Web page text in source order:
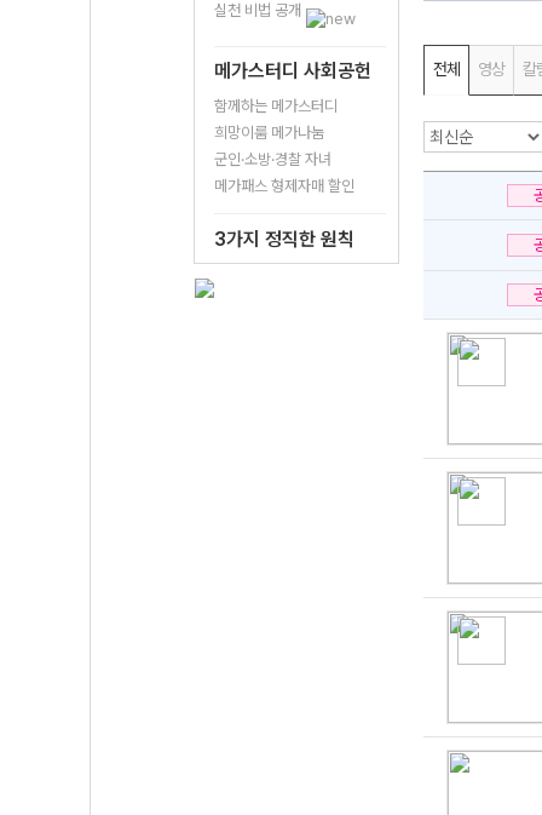
실천 비법 공개
메가스터디 사회공헌
함께하는 메가스터디
희망이룸 메가나눔
군인·소방·경찰 자녀
메가패스 형제자매 할인
3가지 정직한 원칙
전체 영상 칼